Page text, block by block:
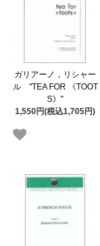
ガリアーノ，リシャー
ル "TEA FOR 《TOOT
S》"
1,550円(税込1,705円)